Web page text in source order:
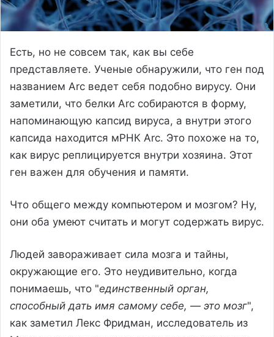
Есть, но не совсем так, как вы себе
представляете. Ученые обнаружили, что ген под
названием Arc ведет себя подобно вирусу. Они
заметили, что белки Arc собираются в форму,
напоминающую капсид вируса, а внутри этого
капсида находится мРНК Arc. Это похоже на то,
как вирус реплицируется внутри хозяина. Этот
ген важен для обучения и памяти.
Что общего между компьютером и мозгом? Ну,
они оба умеют считать и могут содержать вирус.
Людей завораживает сила мозга и тайны,
окружающие его. Это неудивительно, когда
понимаешь, что "единственный орган,
способный дать имя самому себе, — это мозг",
как заметил Лекс Фридман, исследователь из